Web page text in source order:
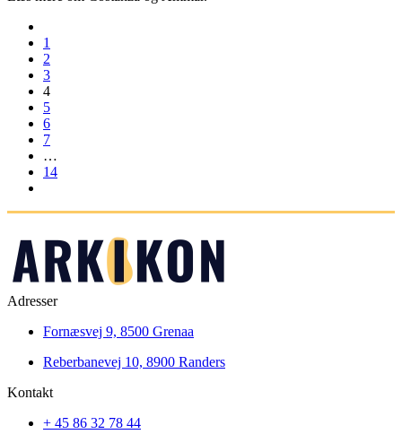
1
2
3
4
5
6
7
…
14
Adresser
Fornæsvej 9, 8500 Grenaa
Reberbanevej 10, 8900 Randers
Kontakt
+ 45 86 32 78 44